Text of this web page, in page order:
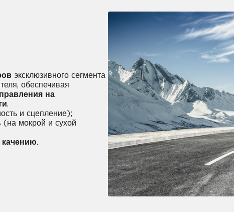
эксклюзивного сегмента
обеспечивая
на
.
и сцепление);
(на мокрой и сухой
.